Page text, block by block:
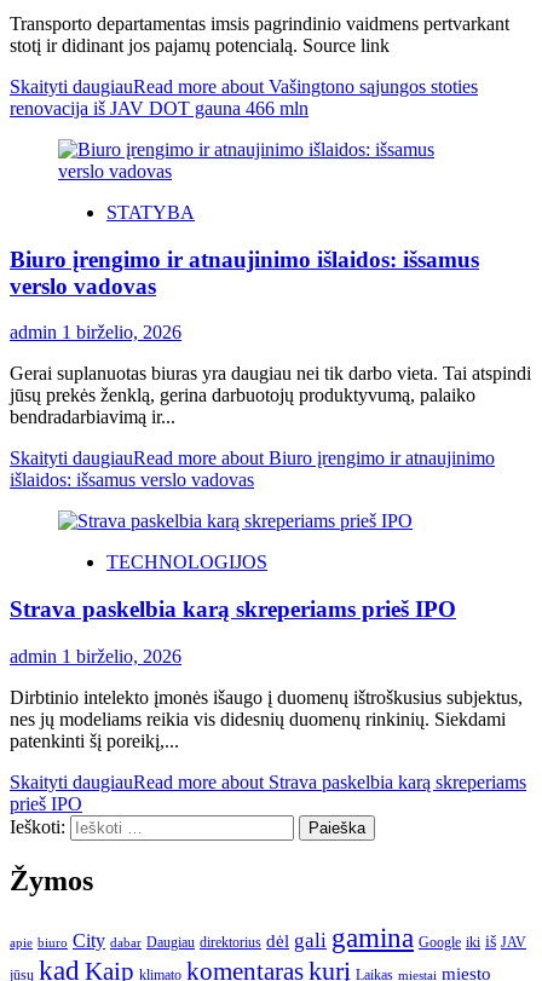
Transporto departamentas imsis pagrindinio vaidmens pertvarkant
stotį ir didinant jos pajamų potencialą. Source link
Skaityti daugiauRead more about Vašingtono sąjungos stoties
renovacija iš JAV DOT gauna 466 mln
STATYBA
Biuro įrengimo ir atnaujinimo išlaidos: išsamus
verslo vadovas
admin 1 birželio, 2026
Gerai suplanuotas biuras yra daugiau nei tik darbo vieta. Tai atspindi
jūsų prekės ženklą, gerina darbuotojų produktyvumą, palaiko
bendradarbiavimą ir...
Skaityti daugiauRead more about Biuro įrengimo ir atnaujinimo
išlaidos: išsamus verslo vadovas
TECHNOLOGIJOS
Strava paskelbia karą skreperiams prieš IPO
admin 1 birželio, 2026
Dirbtinio intelekto įmonės išaugo į duomenų ištroškusius subjektus,
nes jų modeliams reikia vis didesnių duomenų rinkinių. Siekdami
patenkinti šį poreikį,...
Skaityti daugiauRead more about Strava paskelbia karą skreperiams
prieš IPO
Ieškoti:
Žymos
apie biuro City dabar Daugiau direktorius dėl gali gamina Google iki iš JAV
jūsų kad Kaip klimato komentaraskurį Laikas miestai miesto